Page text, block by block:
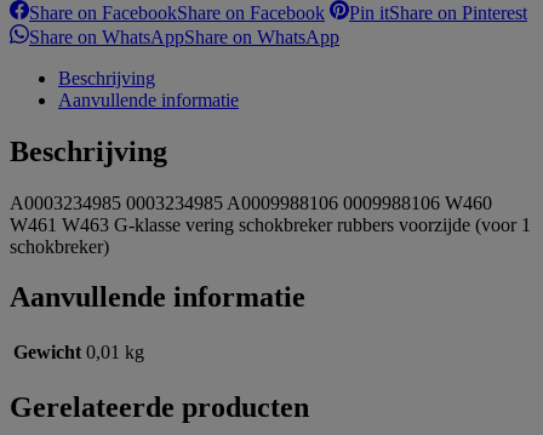
Share on FacebookShare on Facebook Pin itShare on Pinterest
Share on WhatsAppShare on WhatsApp
Beschrijving
Aanvullende informatie
Beschrijving
A0003234985 0003234985 A0009988106 0009988106 W460
W461 W463 G-klasse vering schokbreker rubbers voorzijde (voor 1
schokbreker)
Aanvullende informatie
Gewicht 0,01 kg
Gerelateerde producten